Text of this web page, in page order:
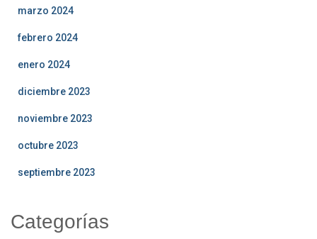
marzo 2024
febrero 2024
enero 2024
diciembre 2023
noviembre 2023
octubre 2023
septiembre 2023
Categorías